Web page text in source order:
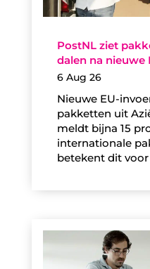
PostNL ziet
dalen na nieuwe
6 Aug 26
Nieuwe EU-
pakketten uit
meldt bijna 15
internationale
betekent dit